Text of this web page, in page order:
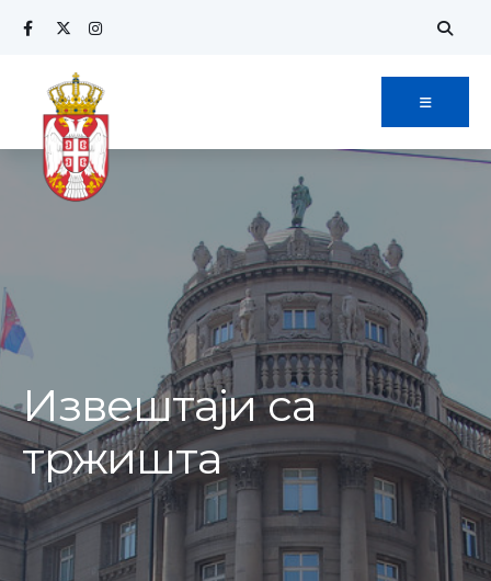
Извештаји са
тржишта